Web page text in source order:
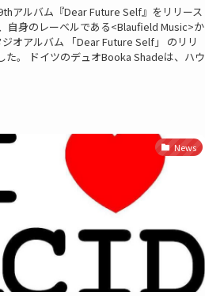
アルバム『Dear Future Self』をリリース
自身のレーベルである<Blaufield Music>か
オアルバム 「Dear Future Self」 のリリ
た。 ドイツのデュオBooka Shadeは、ハウ
News